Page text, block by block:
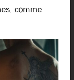
comme